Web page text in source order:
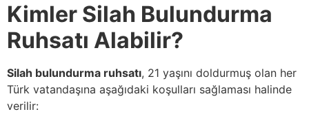
Kimler Silah Bulundurma
Ruhsatı Alabilir?
Silah bulundurma ruhsatı, 21 yaşını doldurmuş olan her
Türk vatandaşına aşağıdaki koşulları sağlaması halinde
verilir: